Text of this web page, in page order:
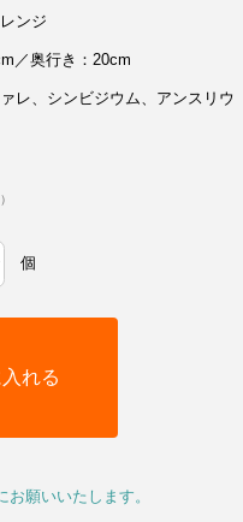
ンジ
／奥行き：20cm
レ、シンビジウム、アンスリウ
個
お願いいたします。